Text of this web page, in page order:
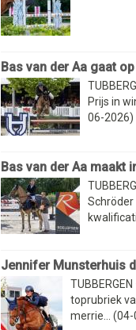
Bas van der Aa gaat
Prijs in
06-2026)
Bas van der Aa maakt
Schröder
Jennifer Munsterhuis
toprubriek
merrie...